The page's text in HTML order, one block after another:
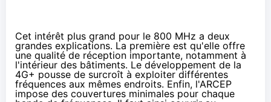
Cet intérêt plus grand pour le 800 MHz a deux
grandes explications. La première est qu'elle offre
une qualité de réception importante, notamment à
l'intérieur des bâtiments. Le développement de la
4G+ pousse de surcroît à exploiter différentes
fréquences aux mêmes endroits. Enfin, l'ARCEP
impose des couvertures minimales pour chaque